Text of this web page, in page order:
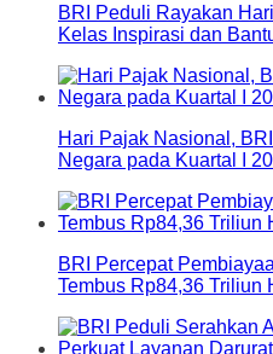
BRI Peduli Rayakan
Kelas Inspirasi dan
Hari Pajak Nasional,
Negara pada Kuartal I
BRI Percepat
Tembus Rp84,36 Triliun